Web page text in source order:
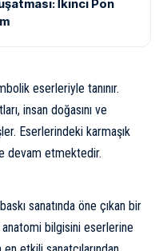
İkinci Pön
eserleriyle tanınır.
insan doğasını ve
Eserlerindeki karmaşık
devam etmektedir.
sanatında öne çıkan bir
bilgisini eserlerine